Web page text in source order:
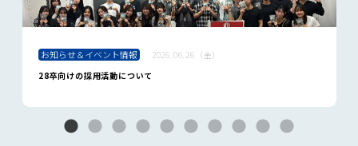
お知らせ＆イベント情報
2026.06.26（金）
28卒向けの採用活動について